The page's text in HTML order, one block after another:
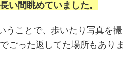
い間眺めていました。
うことで、歩いたり写真を撮
ごった返してた場所もありま